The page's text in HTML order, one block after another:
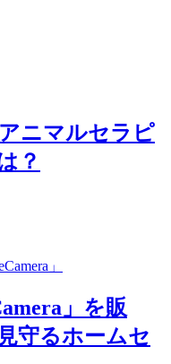
ニマルセラピ
？
」を販
守るホームセ